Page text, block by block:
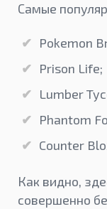
Самые
Pokemon
Prison Life;
Lumber
Phantom
Counter
Как видно,
совершенно